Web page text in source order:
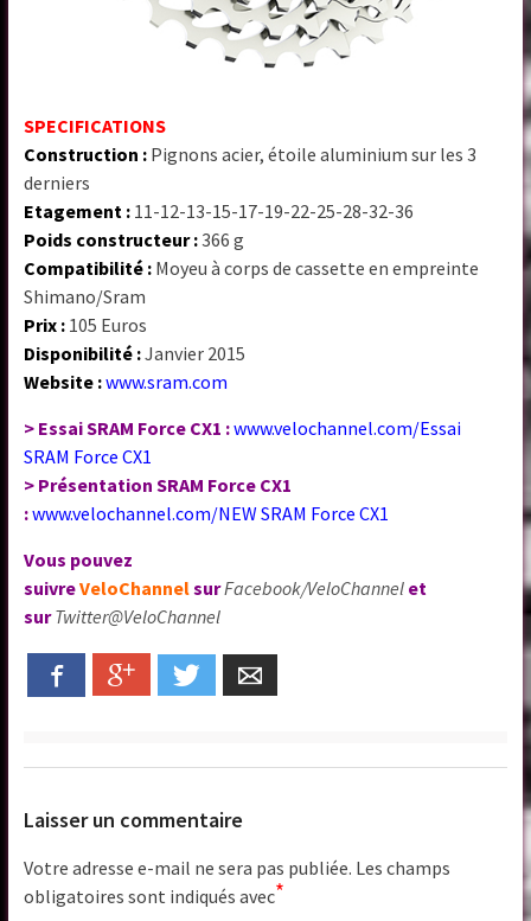
SPECIFICATIONS
Construction : Pignons acier, étoile aluminium sur les 3
derniers
Etagement : 11-12-13-15-17-19-22-25-28-32-36
Poids constructeur :366 g
Compatibilité : Moyeu à corps de cassette en empreinte
Shimano/Sram
Prix : 105 Euros
Disponibilité :Janvier 2015
Website :www.sram.com
> Essai SRAM Force CX1 :www.velochannel.com/Essai
SRAM Force CX1
> Présentation SRAM Force CX1
:www.velochannel.com/NEW SRAM Force CX1
Vous pouvez
suivreVeloChannelsurFacebook/VeloChannel et
surTwitter@VeloChannel
Facebook Google+ Twitter
Laisser un commentaire
Votre adresse e-mail ne sera pas publiée. Les champs
obligatoires sont indiqués avec*